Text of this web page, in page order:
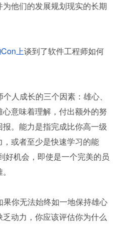
他们的发展规划现实的长期
上谈到了软件工程师如何
人成长的三个因素：雄心、
意味着理解，付出额外的努
。能力是指完成比你高一级
或者至少是快速学习的能
好机会，即使是一个完美的员
你无法始终如一地保持雄心
动力，你应该评估你为什么